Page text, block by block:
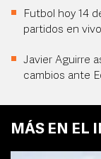
Futbol hoy 14
partidos en
Javier Aguirre
cambios ante
MÁS EN EL